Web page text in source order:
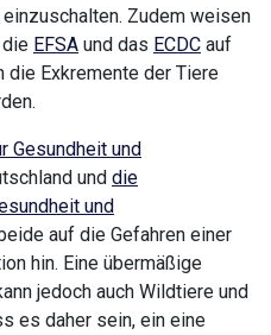
Zudem weisen
EFSA und das ECDC auf
Exkremente der Tiere
Gesundheit und
und die
und
auf die Gefahren einer
hin. Eine übermäßige
jedoch auch Wildtiere und
es daher sein, ein eine